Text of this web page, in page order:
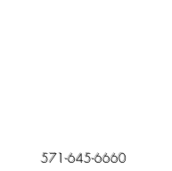
571-645-6660